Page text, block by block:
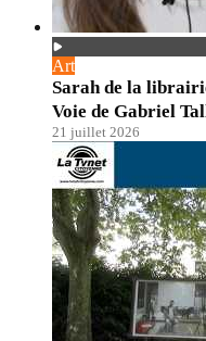
Art
Sarah de la
Voie de Gabriel
21 juillet 2026